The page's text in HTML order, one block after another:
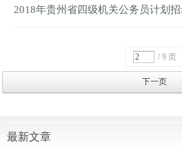
2018年贵州省四级机关公务员计划招
/ 9 页
下一页
最新文章